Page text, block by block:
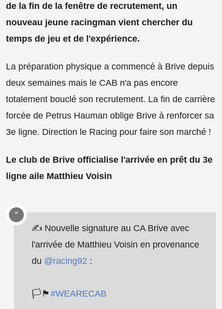
de la fin de la fenêtre de recrutement, un
nouveau jeune racingman vient chercher du
temps de jeu et de l'expérience.
La préparation physique a commencé à Brive depuis
deux semaines mais le CAB n'a pas encore
totalement bouclé son recrutement. La fin de carrière
forcée de Petrus Hauman oblige Brive à renforcer sa
3e ligne. Direction le Racing pour faire son marché !
Le club de Brive officialise l'arrivée en prêt du 3e
ligne aile Matthieu Voisin
✍️ Nouvelle signature au CA Brive avec
l'arrivée de Matthieu Voisin en provenance
du @racing92 :
🏳️🏴 #WEARECAB